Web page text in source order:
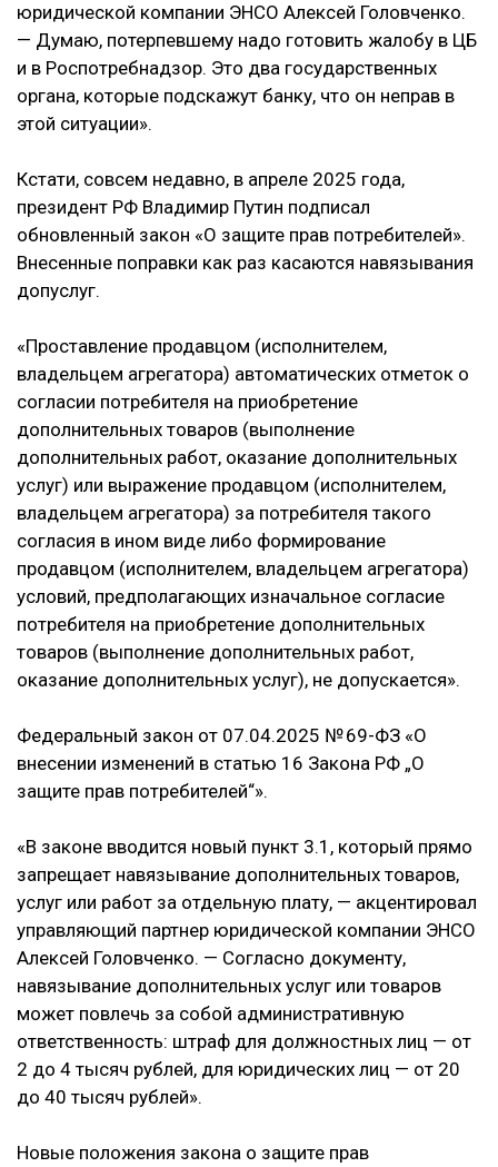
юридической компании ЭНСО Алексей Головченко.
— Думаю, потерпевшему надо готовить жалобу в ЦБ
и в Роспотребнадзор. Это два государственных
органа, которые подскажут банку, что он неправ в
этой ситуации».
Кстати, совсем недавно, в апреле 2025 года,
президент РФ Владимир Путин подписал
обновленный закон «О защите прав потребителей».
Внесенные поправки как раз касаются навязывания
допуслуг.
«Проставление продавцом (исполнителем,
владельцем агрегатора) автоматических отметок о
согласии потребителя на приобретение
дополнительных товаров (выполнение
дополнительных работ, оказание дополнительных
услуг) или выражение продавцом (исполнителем,
владельцем агрегатора) за потребителя такого
согласия в ином виде либо формирование
продавцом (исполнителем, владельцем агрегатора)
условий, предполагающих изначальное согласие
потребителя на приобретение дополнительных
товаров (выполнение дополнительных работ,
оказание дополнительных услуг), не допускается».
Федеральный закон от 07.04.2025 № 69-ФЗ «О
внесении изменений в статью 16 Закона РФ „О
защите прав потребителей“».
«В законе вводится новый пункт 3.1, который прямо
запрещает навязывание дополнительных товаров,
услуг или работ за отдельную плату, — акцентировал
управляющий партнер юридической компании ЭНСО
Алексей Головченко. — Согласно документу,
навязывание дополнительных услуг или товаров
может повлечь за собой административную
ответственность: штраф для должностных лиц — от
2 до 4 тысяч рублей, для юридических лиц — от 20
до 40 тысяч рублей».
Новые положения закона о защите прав